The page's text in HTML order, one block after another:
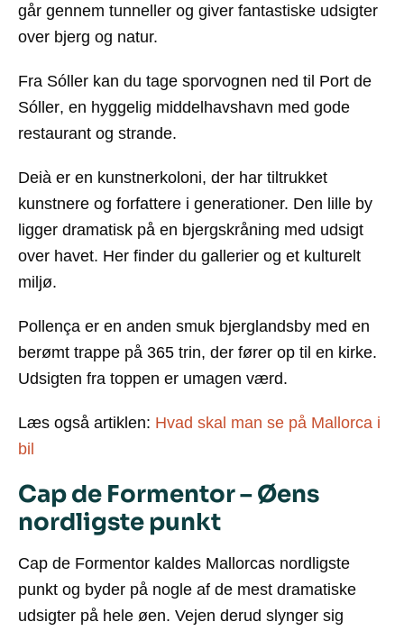
går gennem tunneller og giver fantastiske udsigter
over bjerg og natur.
Fra Sóller kan du tage sporvognen ned til Port de
Sóller, en hyggelig middelhavshavn med gode
restaurant og strande.
Deià er en kunstnerkoloni, der har tiltrukket
kunstnere og forfattere i generationer. Den lille by
ligger dramatisk på en bjergskråning med udsigt
over havet. Her finder du gallerier og et kulturelt
miljø.
Pollença er en anden smuk bjerglandsby med en
berømt trappe på 365 trin, der fører op til en kirke.
Udsigten fra toppen er umagen værd.
Læs også artiklen: Hvad skal man se på Mallorca i
bil
Cap de Formentor – Øens
nordligste punkt
Cap de Formentor kaldes Mallorcas nordligste
punkt og byder på nogle af de mest dramatiske
udsigter på hele øen. Vejen derud slynger sig